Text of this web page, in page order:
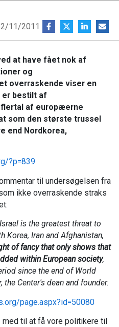
11/2011
at have fået nok af
og
overraskende viser en
er bestilt af
flertal af europæerne
som den største trussel
end Nordkorea,
?p=839
til undersøgelsen fra
ikke overraskende straks
is the greatest threat to
Korea, Iran and Afghanistan,
of fancy that only shows that
within European society,
since the end of World
the Center's dean and founder.
page.aspx?id=50080
til at få vore politikere til